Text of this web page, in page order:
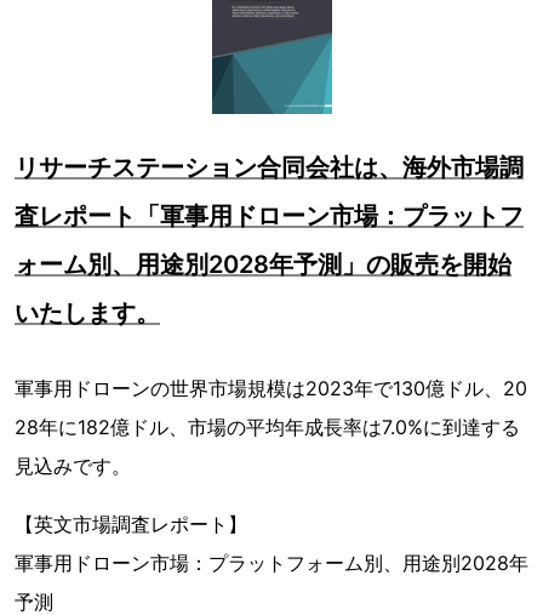
リサーチステーション合同会社は、海外市場調
査レポート「軍事用ドローン市場：プラットフ
ォーム別、用途別2028年予測」の販売を開始
いたします。
軍事用ドローンの世界市場規模は2023年で130億ドル、20
28年に182億ドル、市場の平均年成長率は7.0%に到達する
見込みです。
【英文市場調査レポート】
軍事用ドローン市場：プラットフォーム別、用途別2028年
予測